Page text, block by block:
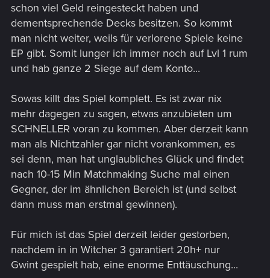
schon viel Geld reingesteckt haben und
dementsprechende Decks besitzen. So kommt
man nicht weiter, weils für verlorene Spiele keine
EP gibt. Somit lunger ich immer noch auf Lvl 1 rum
und hab ganze 2 Siege auf dem Konto...
Sowas killt das Spiel komplett. Es ist zwar nix
mehr dagegen zu sagen, etwas anzubieten um
SCHNELLER voran zu kommen. Aber derzeit kann
man als Nichtzahler gar nicht vorankommen, es
sei denn, man hat unglaubliches Glück und findet
nach 10-15 Min Matchmaking Suche mal einen
Gegner, der im ähnlichen Bereich ist (und selbst
dann muss man erstmal gewinnen).
Für mich ist das Spiel derzeit leider gestorben,
nachdem in in Witcher 3 garantiert 20h+ nur
Gwint gespielt hab, eine enorme Enttäuschung...